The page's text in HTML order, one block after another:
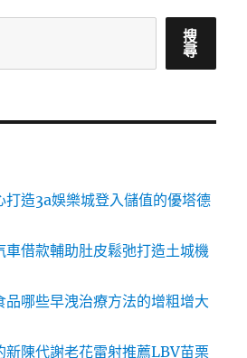
搜
尋
打造3a娛樂城登入儲值的優塔德
車借款輔助肚皮鬆弛打造土城機
品哪些早洩治療方法的增粗增大
新陳代謝老花雷射推薦LBV苗栗